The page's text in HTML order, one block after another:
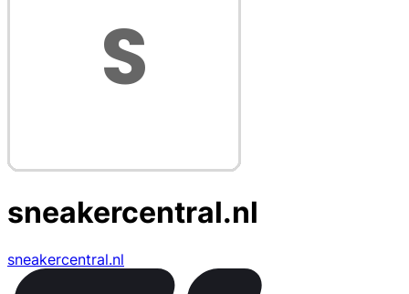
sneakercentral.nl
sneakercentral.nl